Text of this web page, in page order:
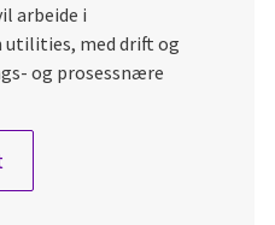
arbeide i
med drift og
og prosessnære
Prosesstekniker